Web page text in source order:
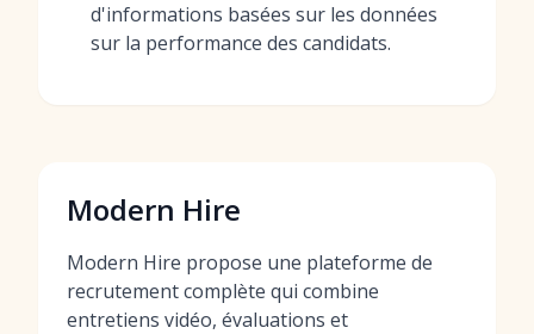
d'informations basées sur les données
sur la performance des candidats.
Modern Hire
Modern Hire propose une plateforme de
recrutement complète qui combine
entretiens vidéo, évaluations et